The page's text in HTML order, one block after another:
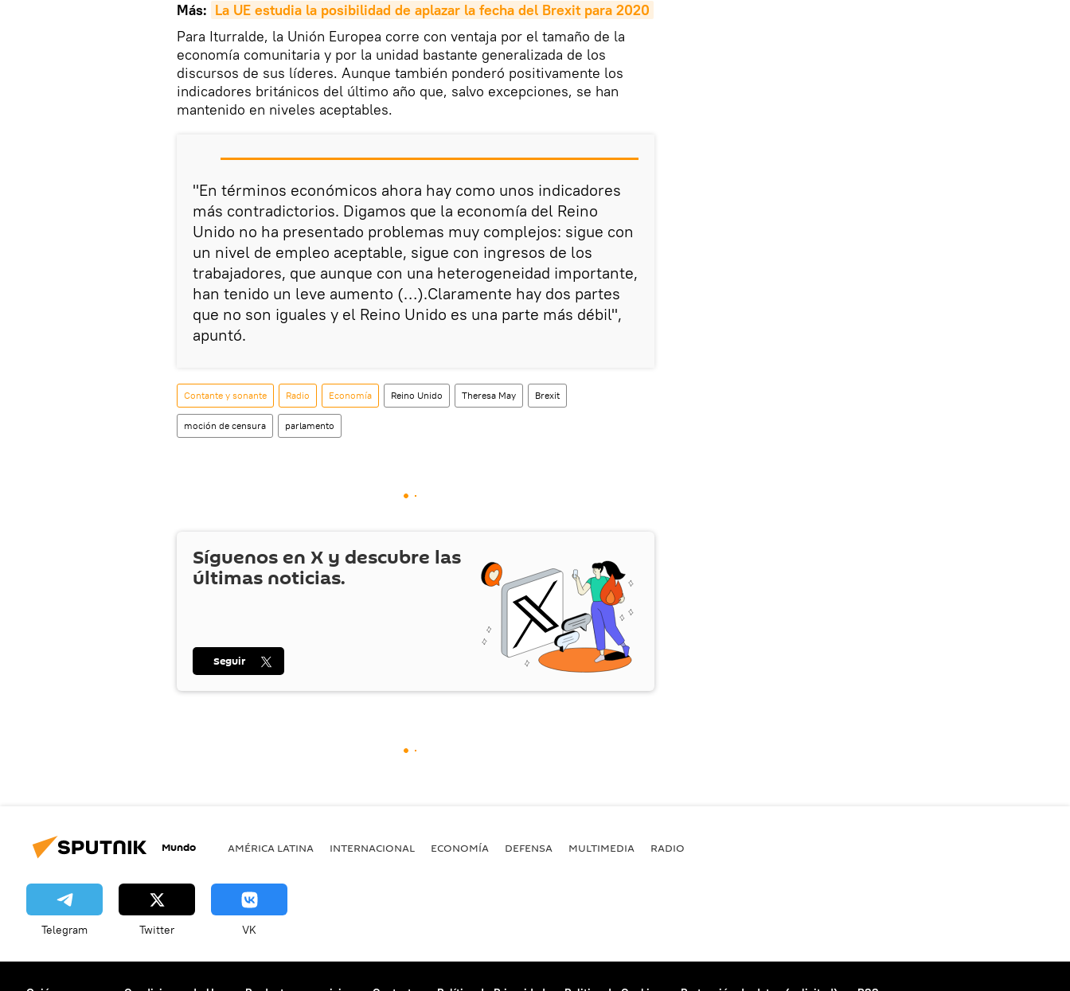
Más: La UE estudia la posibilidad de aplazar la fecha del Brexit para 2020
Para Iturralde, la Unión Europea corre con ventaja por el tamaño de la
economía comunitaria y por la unidad bastante generalizada de los
discursos de sus líderes. Aunque también ponderó positivamente los
indicadores británicos del último año que, salvo excepciones, se han
mantenido en niveles aceptables.
"En términos económicos ahora hay como unos indicadores
más contradictorios. Digamos que la economía del Reino
Unido no ha presentado problemas muy complejos: sigue con
un nivel de empleo aceptable, sigue con ingresos de los
trabajadores, que aunque con una heterogeneidad importante,
han tenido un leve aumento (…).Claramente hay dos partes
que no son iguales y el Reino Unido es una parte más débil",
apuntó.
Contante y sonante Radio Economía Reino Unido Theresa May Brexit
moción de censura parlamento
Síguenos en X y descubre las
últimas noticias.
Seguir
Mundo AMÉRICA LATINA INTERNACIONAL ECONOMÍA DEFENSA MULTIMEDIA RADIO
Telegram Twitter VK